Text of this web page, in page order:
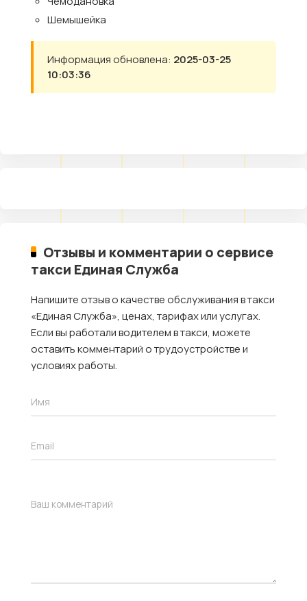
Шемышейка
Информация обновлена: 2025-03-25
10:03:36
Отзывы и комментарии о сервисе
такси Единая Служба
Напишите отзыв о качестве обслуживания в такси
«Единая Служба», ценах, тарифах или услугах.
Если вы работали водителем в такси, можете
оставить комментарий о трудоустройстве и
условиях работы.